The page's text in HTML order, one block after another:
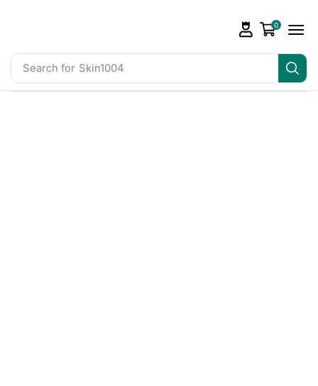
Search for Skin1004
0